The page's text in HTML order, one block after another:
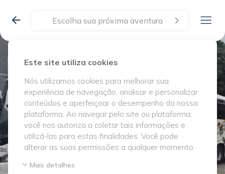
Este site utiliza cookies
Nós utilizamos cookies para melhorar sua
experiência de navegação, analisar e personalizar
conteúdos e aperfeiçoar o desempenho da nossa
plataforma. Ao navegar pelo site ou plataforma,
você nos autoriza a coletar tais informações e
utilizá-las para estas finalidades. Você pode
alterar as suas permissões a qualquer momento.
Mais detalhes
Escolha sua próxima aventura